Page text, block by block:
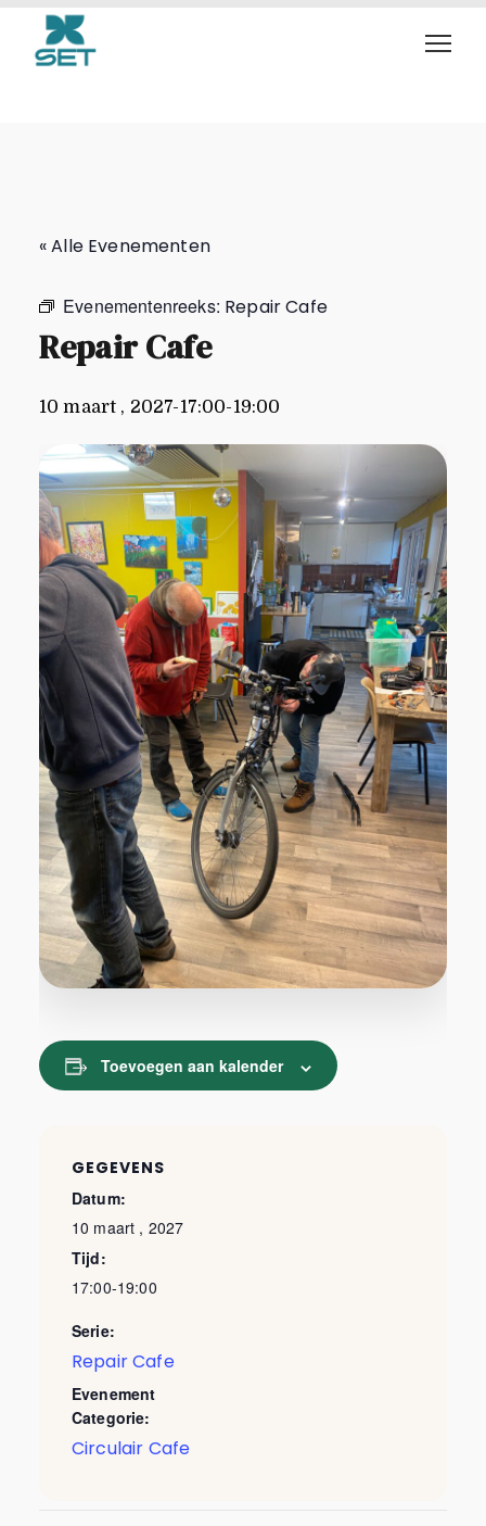
Repair Cafe
« Alle Evenementen
Evenementenreeks: Repair Cafe
Repair Cafe
10 maart , 2027-17:00-19:00
Toevoegen aan kalender
GEGEVENS
Datum:
10 maart , 2027
Tijd:
17:00-19:00
Serie:
Repair Cafe
Evenement
Categorie:
Circulair Cafe